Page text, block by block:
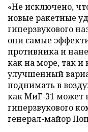
«Не исключено,
новые ракетные
гиперзвукового
они самые
противника и
как на море, так и
улучшенный
поднимать в
как МиГ-31 может
гиперзвукового
генерал-майор